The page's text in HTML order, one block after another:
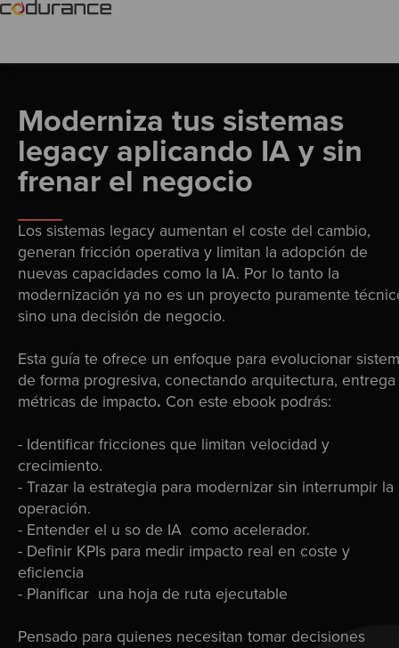
Moderniza tus sistemas
legacy aplicando IA y sin
frenar el negocio
Los sistemas legacy aumentan el coste del cambio,
generan fricción operativa y limitan la adopción de
nuevas capacidades como la IA. Por lo tanto la
modernización ya no es un proyecto puramente
sino una decisión de negocio.
Esta guía te ofrece un enfoque para evolucionar
de forma progresiva, conectando arquitectura, entrega
métricas de impacto. Con este ebook podrás:
- Identificar fricciones que limitan velocidad y
crecimiento.
- Trazar la estrategia para modernizar sin interrumpir la
operación.
- Entender el u so de IA como acelerador.
- Definir KPIs para medir impacto real en coste y
eficiencia
- Planificar una hoja de ruta ejecutable
Pensado para quienes necesitan tomar decisiones